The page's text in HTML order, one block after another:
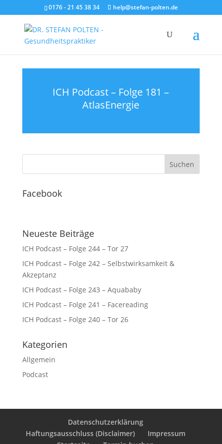
0176 - 21 45 38 34 help@stefan-polten.de
ICH Podcast – Folge 181 –
AtlasEnergie
Facebook
Neueste Beiträge
ICH Podcast – Folge 244 – Tor 27
ICH Podcast – Folge 242 – Selbstwirksamkeit &
Akzeptanz
ICH Podcast – Folge 243 – Aquababy
ICH Podcast – Folge 241 – Facereading
ICH Podcast – Folge 240 – Tor 26
Kategorien
Allgemein
Podcast
Datenschutzerklärung
Haftungsausschluss (Disclaimer)
Impressum